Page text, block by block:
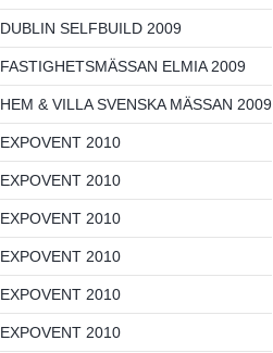
DUBLIN SELFBUILD 2009
FASTIGHETSMÄSSAN ELMIA 2009
HEM & VILLA SVENSKA MÄSSAN 2009
EXPOVENT 2010
EXPOVENT 2010
EXPOVENT 2010
EXPOVENT 2010
EXPOVENT 2010
EXPOVENT 2010